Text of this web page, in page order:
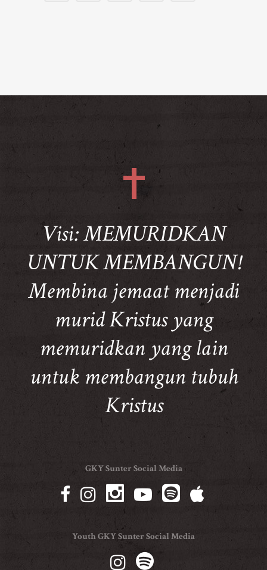
Visi: MEMURIDKAN
UNTUK MEMBANGUN!
Membina jemaat menjadi
murid Kristus yang
memuridkan yang lain
untuk membangun tubuh
Kristus
GKY Sunter Social Media
Youth GKY Sunter Social Media